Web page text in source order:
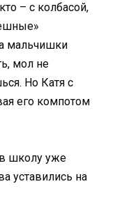
– с колбасой,
мальчишки
мол не
Но Катя с
его компотом
школу уже
уставились на